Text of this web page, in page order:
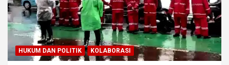
HUKUM DAN POLITIK KOLABORASI